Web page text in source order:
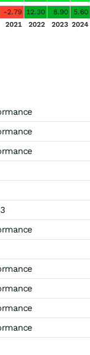
-2.79 12.30 8.90
5.60
2021 2022 2023 2024